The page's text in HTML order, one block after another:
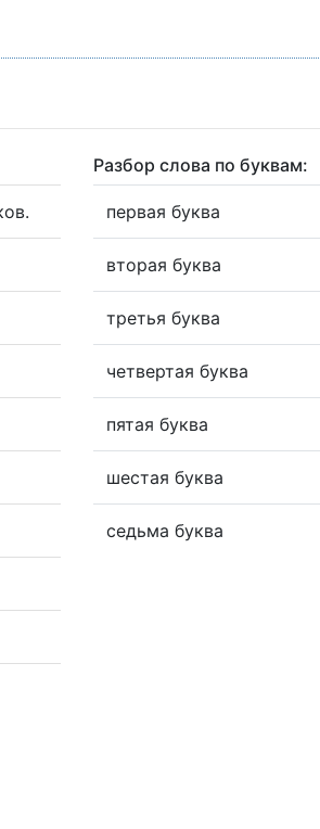
Разбор слова по буквам:
первая буква
вторая буква
третья буква
четвертая буква
пятая буква
шестая буква
седьма буква